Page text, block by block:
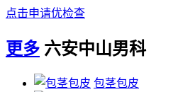
点击申请优检查
更多 六安中山男科
包茎包皮